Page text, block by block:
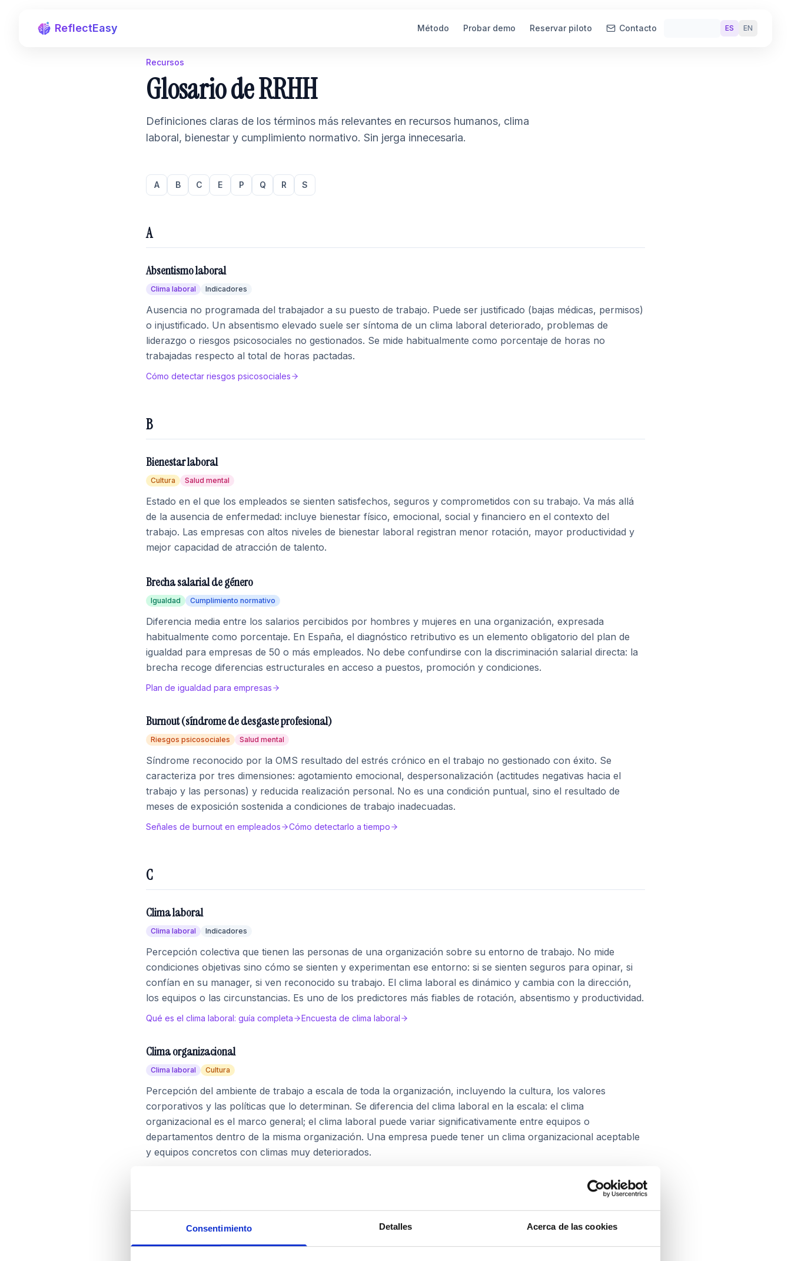
Consentimiento Detalles Acerca de las cookies
ReflectEasy Método Probar demo Reservar piloto Contacto ES EN
Recursos
Glosario de RRHH
Definiciones claras de los términos más relevantes en recursos humanos, clima
laboral, bienestar y cumplimiento normativo. Sin jerga innecesaria.
A B C E P Q R S
A
Absentismo laboral
Clima laboral Indicadores
Ausencia no programada del trabajador a su puesto de trabajo. Puede ser justificado (bajas médicas, permisos)
o injustificado. Un absentismo elevado suele ser síntoma de un clima laboral deteriorado, problemas de
liderazgo o riesgos psicosociales no gestionados. Se mide habitualmente como porcentaje de horas no
trabajadas respecto al total de horas pactadas.
Cómo detectar riesgos psicosociales
B
Bienestar laboral
Cultura Salud mental
Estado en el que los empleados se sienten satisfechos, seguros y comprometidos con su trabajo. Va más allá
de la ausencia de enfermedad: incluye bienestar físico, emocional, social y financiero en el contexto del
trabajo. Las empresas con altos niveles de bienestar laboral registran menor rotación, mayor productividad y
mejor capacidad de atracción de talento.
Brecha salarial de género
Igualdad Cumplimiento normativo
Diferencia media entre los salarios percibidos por hombres y mujeres en una organización, expresada
habitualmente como porcentaje. En España, el diagnóstico retributivo es un elemento obligatorio del plan de
igualdad para empresas de 50 o más empleados. No debe confundirse con la discriminación salarial directa: la
brecha recoge diferencias estructurales en acceso a puestos, promoción y condiciones.
Plan de igualdad para empresas
Burnout (síndrome de desgaste profesional)
Riesgos psicosociales Salud mental
Síndrome reconocido por la OMS resultado del estrés crónico en el trabajo no gestionado con éxito. Se
caracteriza por tres dimensiones: agotamiento emocional, despersonalización (actitudes negativas hacia el
trabajo y las personas) y reducida realización personal. No es una condición puntual, sino el resultado de
meses de exposición sostenida a condiciones de trabajo inadecuadas.
Señales de burnout en empleados Cómo detectarlo a tiempo
C
Clima laboral
Clima laboral Indicadores
Percepción colectiva que tienen las personas de una organización sobre su entorno de trabajo. No mide
condiciones objetivas sino cómo se sienten y experimentan ese entorno: si se sienten seguros para opinar, si
confían en su manager, si ven reconocido su trabajo. El clima laboral es dinámico y cambia con la dirección,
los equipos o las circunstancias. Es uno de los predictores más fiables de rotación, absentismo y productividad.
Qué es el clima laboral: guía completa Encuesta de clima laboral
Clima organizacional
Clima laboral Cultura
Percepción del ambiente de trabajo a escala de toda la organización, incluyendo la cultura, los valores
corporativos y las políticas que lo determinan. Se diferencia del clima laboral en la escala: el clima
organizacional es el marco general; el clima laboral puede variar significativamente entre equipos o
departamentos dentro de la misma organización. Una empresa puede tener un clima organizacional aceptable
y equipos concretos con climas muy deteriorados.
Conjunto de valores, creencias, normas y comportamientos compartidos que caracterizan a una organización
y guían la forma en que sus miembros actúan. A diferencia del clima laboral —que es percibido y puede